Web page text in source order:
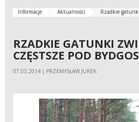
Informacje Aktualności Rzadkie
RZADKIE GATUNKI
CZĘSTSZE POD
07.03.2014 | PRZEMYSŁAW JUREK